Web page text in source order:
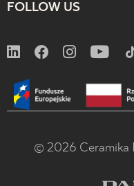
FOLLOW US
© 2026 Ceramika